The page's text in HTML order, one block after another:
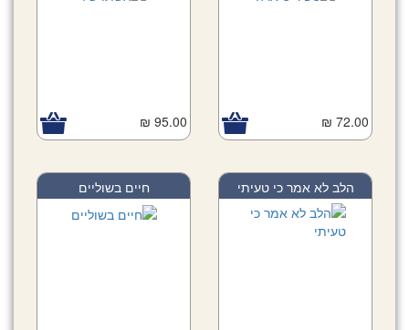
72.00 ₪
95.00 ₪
הלב לא אמר כי טעיתי חיים בשוליים